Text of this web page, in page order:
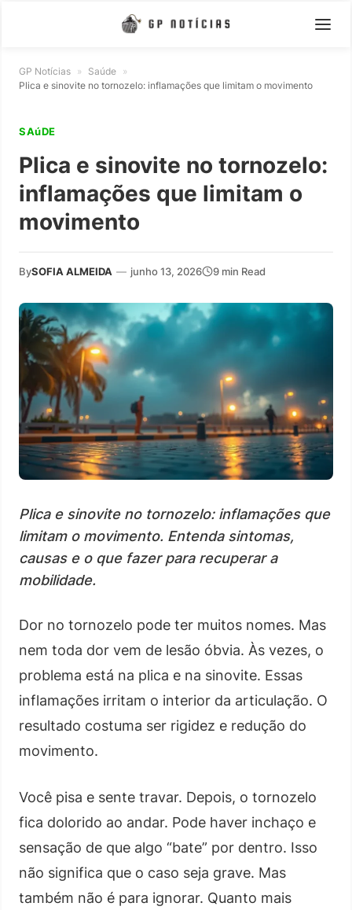
GP Notícias » Saúde »
Plica e sinovite no tornozelo: inflamações que limitam o movimento
SAúDE
Plica e sinovite no tornozelo:
inflamações que limitam o
movimento
BySOFIA ALMEIDA — junho 13, 2026 9 min Read
Plica e sinovite no tornozelo: inflamações que
limitam o movimento. Entenda sintomas,
causas e o que fazer para recuperar a
mobilidade.
Dor no tornozelo pode ter muitos nomes. Mas
nem toda dor vem de lesão óbvia. Às vezes, o
problema está na plica e na sinovite. Essas
inflamações irritam o interior da articulação. O
resultado costuma ser rigidez e redução do
movimento.
Você pisa e sente travar. Depois, o tornozelo
fica dolorido ao andar. Pode haver inchaço e
sensação de que algo “bate” por dentro. Isso
não significa que o caso seja grave. Mas
também não é para ignorar. Quanto mais